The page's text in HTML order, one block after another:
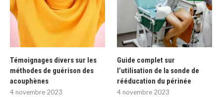
Témoignages divers sur les
méthodes de guérison des
acouphènes
4 novembre 2023
Guide complet sur
l’utilisation de la sonde de
rééducation du périnée
4 novembre 2023